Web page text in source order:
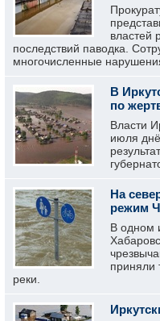
властей
последствий паводка.
многочисленные
В
по
Власти
июля
На
режим
В одном
приняли
реки.